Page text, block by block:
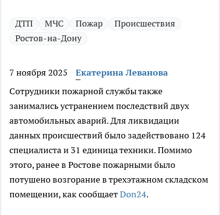
ДТП МЧС Пожар
Происшествия
Ростов-на-Дону
7 ноября 2025
Екатерина Леванова
Сотрудники пожарной службы также
занимались устранением последствий двух
автомобильных аварий. Для ликвидации
данных происшествий было задействовано 124
специалиста и 31 единица техники. Помимо
этого, ранее в Ростове пожарными было
потушено возгорание в трехэтажном складском
помещении, как сообщаетDon24.